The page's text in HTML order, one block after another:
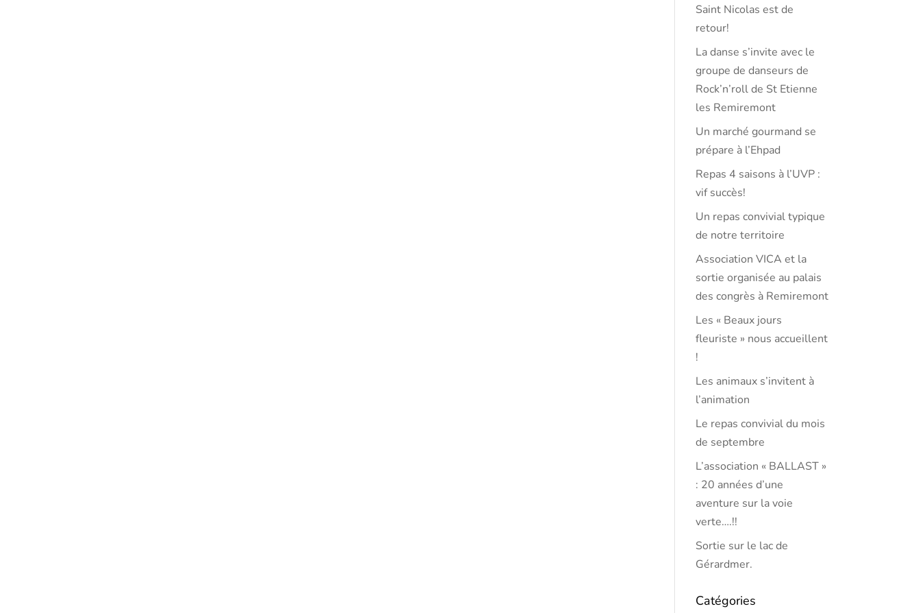
Saint Nicolas est de
retour!
La danse s’invite avec le
groupe de danseurs de
Rock’n’roll de St Etienne
les Remiremont
Un marché gourmand se
prépare à l’Ehpad
Repas 4 saisons à l’UVP :
vif succès!
Un repas convivial typique
de notre territoire
Association VICA et la
sortie organisée au palais
des congrès à Remiremont
Les « Beaux jours
fleuriste » nous accueillent
!
Les animaux s’invitent à
l’animation
Le repas convivial du mois
de septembre
L’association « BALLAST »
: 20 années d’une
aventure sur la voie
verte….!!
Sortie sur le lac de
Gérardmer.
Catégories